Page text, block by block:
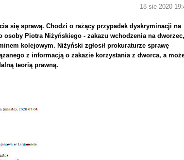
18 sie 2020
się sprawą. Chodzi o rażący przypadek dyskryminacji na
Piotra Niżyńskiego - zakazu wchodzenia na dworzec,
kolejowym. Niżyński zgłosił prokuraturze sprawę
z informacją o zakazie korzystania z dworca, a
teorią prawną.